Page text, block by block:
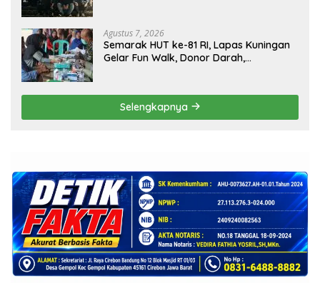
Agustus 7, 2026
Semarak HUT ke-81 RI, Lapas Kuningan
Gelar Fun Walk, Donor Darah,
Selengkapnya